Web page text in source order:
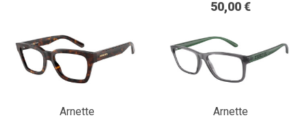
50,00 €
Arnette
Arnette